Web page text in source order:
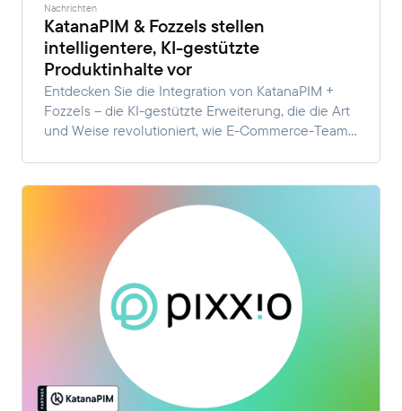
Nachrichten
KatanaPIM & Fozzels stellen
intelligentere, KI-gestützte
Produktinhalte vor
Entdecken Sie die Integration von KatanaPIM +
Fozzels – die KI-gestützte Erweiterung, die die Art
und Weise revolutioniert, wie E-Commerce-Teams
Automatisieren Sie Beschreibungen,
Übersetzungen und Grafiken direkt in Ihrem PIM
für schnelleres, skalierbares Wachstum.